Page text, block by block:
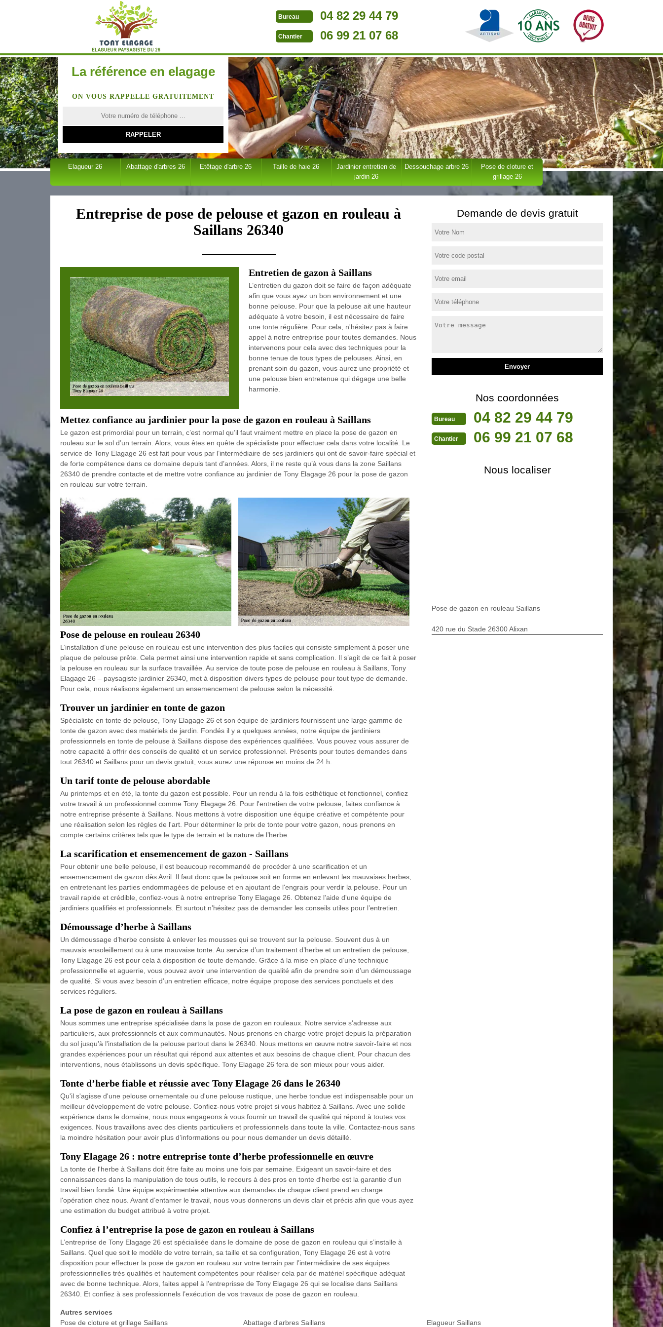
Bureau 04 82 29 44 79
Chantier 06 99 21 07 68
La référence en elagage
ON VOUS RAPPELLE GRATUITEMENT
Elagueur 26 Abattage d'arbres 26 Etêtage d'arbre 26 Taille de haie 26
Jardinier entretien de
jardin 26
Dessouchage arbre 26
Pose de cloture et
grillage 26
Entreprise de pose de pelouse et gazon en rouleau à
Saillans 26340
Entretien de gazon à Saillans
L’entretien du gazon doit se faire de façon adéquate
afin que vous ayez un bon environnement et une
bonne pelouse. Pour que la pelouse ait une hauteur
adéquate à votre besoin, il est nécessaire de faire
une tonte régulière. Pour cela, n'hésitez pas à faire
appel à notre entreprise pour toutes demandes. Nous
intervenons pour cela avec des techniques pour la
bonne tenue de tous types de pelouses. Ainsi, en
prenant soin du gazon, vous aurez une propriété et
une pelouse bien entretenue qui dégage une belle
harmonie.
Mettez confiance au jardinier pour la pose de gazon en rouleau à Saillans
Le gazon est primordial pour un terrain, c’est normal qu’il faut vraiment mettre en place la pose de gazon en
rouleau sur le sol d’un terrain. Alors, vous êtes en quête de spécialiste pour effectuer cela dans votre localité. Le
service de Tony Elagage 26 est fait pour vous par l’intermédiaire de ses jardiniers qui ont de savoir-faire spécial et
de forte compétence dans ce domaine depuis tant d’années. Alors, il ne reste qu’à vous dans la zone Saillans
26340 de prendre contacte et de mettre votre confiance au jardinier de Tony Elagage 26 pour la pose de gazon
en rouleau sur votre terrain.
Pose de pelouse en rouleau 26340
L’installation d’une pelouse en rouleau est une intervention des plus faciles qui consiste simplement à poser une
plaque de pelouse prête. Cela permet ainsi une intervention rapide et sans complication. Il s’agit de ce fait à poser
la pelouse en rouleau sur la surface travaillée. Au service de toute pose de pelouse en rouleau à Saillans, Tony
Elagage 26 – paysagiste jardinier 26340, met à disposition divers types de pelouse pour tout type de demande.
Pour cela, nous réalisons également un ensemencement de pelouse selon la nécessité.
Trouver un jardinier en tonte de gazon
Spécialiste en tonte de pelouse, Tony Elagage 26 et son équipe de jardiniers fournissent une large gamme de
tonte de gazon avec des matériels de jardin. Fondés il y a quelques années, notre équipe de jardiniers
professionnels en tonte de pelouse à Saillans dispose des expériences qualifiées. Vous pouvez vous assurer de
notre capacité à offrir des conseils de qualité et un service professionnel. Présents pour toutes demandes dans
tout 26340 et Saillans pour un devis gratuit, vous aurez une réponse en moins de 24 h.
Un tarif tonte de pelouse abordable
Au printemps et en été, la tonte du gazon est possible. Pour un rendu à la fois esthétique et fonctionnel, confiez
votre travail à un professionnel comme Tony Elagage 26. Pour l'entretien de votre pelouse, faites confiance à
notre entreprise présente à Saillans. Nous mettons à votre disposition une équipe créative et compétente pour
une réalisation selon les règles de l'art. Pour déterminer le prix de tonte pour votre gazon, nous prenons en
compte certains critères tels que le type de terrain et la nature de l’herbe.
La scarification et ensemencement de gazon - Saillans
Pour obtenir une belle pelouse, il est beaucoup recommandé de procéder à une scarification et un
ensemencement de gazon dès Avril. Il faut donc que la pelouse soit en forme en enlevant les mauvaises herbes,
en entretenant les parties endommagées de pelouse et en ajoutant de l'engrais pour verdir la pelouse. Pour un
travail rapide et crédible, confiez-vous à notre entreprise Tony Elagage 26. Obtenez l'aide d'une équipe de
jardiniers qualifiés et professionnels. Et surtout n’hésitez pas de demander les conseils utiles pour l’entretien.
Démoussage d’herbe à Saillans
Un démoussage d’herbe consiste à enlever les mousses qui se trouvent sur la pelouse. Souvent dus à un
mauvais ensoleillement ou à une mauvaise tonte. Au service d’un traitement d’herbe et un entretien de pelouse,
Tony Elagage 26 est pour cela à disposition de toute demande. Grâce à la mise en place d’une technique
professionnelle et aguerrie, vous pouvez avoir une intervention de qualité afin de prendre soin d’un démoussage
de qualité. Si vous avez besoin d’un entretien efficace, notre équipe propose des services ponctuels et des
services réguliers.
La pose de gazon en rouleau à Saillans
Nous sommes une entreprise spécialisée dans la pose de gazon en rouleaux. Notre service s'adresse aux
particuliers, aux professionnels et aux communautés. Nous prenons en charge votre projet depuis la préparation
du sol jusqu'à l'installation de la pelouse partout dans le 26340. Nous mettons en œuvre notre savoir-faire et nos
grandes expériences pour un résultat qui répond aux attentes et aux besoins de chaque client. Pour chacun des
interventions, nous établissons un devis spécifique. Tony Elagage 26 fera de son mieux pour vous aider.
Tonte d’herbe fiable et réussie avec Tony Elagage 26 dans le 26340
Qu'il s'agisse d'une pelouse ornementale ou d'une pelouse rustique, une herbe tondue est indispensable pour un
meilleur développement de votre pelouse. Confiez-nous votre projet si vous habitez à Saillans. Avec une solide
expérience dans le domaine, nous nous engageons à vous fournir un travail de qualité qui répond à toutes vos
exigences. Nous travaillons avec des clients particuliers et professionnels dans toute la ville. Contactez-nous sans
la moindre hésitation pour avoir plus d’informations ou pour nous demander un devis détaillé.
Tony Elagage 26 : notre entreprise tonte d’herbe professionnelle en œuvre
La tonte de l'herbe à Saillans doit être faite au moins une fois par semaine. Exigeant un savoir-faire et des
connaissances dans la manipulation de tous outils, le recours à des pros en tonte d'herbe est la garantie d'un
travail bien fondé. Une équipe expérimentée attentive aux demandes de chaque client prend en charge
l'opération chez nous. Avant d’entamer le travail, nous vous donnerons un devis clair et précis afin que vous ayez
une estimation du budget attribué à votre projet.
Confiez à l’entreprise la pose de gazon en rouleau à Saillans
L’entreprise de Tony Elagage 26 est spécialisée dans le domaine de pose de gazon en rouleau qui s’installe à
Saillans. Quel que soit le modèle de votre terrain, sa taille et sa configuration, Tony Elagage 26 est à votre
disposition pour effectuer la pose de gazon en rouleau sur votre terrain par l’intermédiaire de ses équipes
professionnelles très qualifiés et hautement compétentes pour réaliser cela par de matériel spécifique adéquat
avec de bonne technique. Alors, faites appel à l’entreprisse de Tony Elagage 26 qui se localise dans Saillans
26340. Et confiez à ses professionnels l’exécution de vos travaux de pose de gazon en rouleau.
Demande de devis gratuit
Nos coordonnées
Bureau 04 82 29 44 79
Chantier 06 99 21 07 68
Nous localiser
Pose de gazon en rouleau Saillans
420 rue du Stade 26300 Alixan
Autres services
Pose de cloture et grillage Saillans
Abattage d'arbres Saillans Elagueur Saillans